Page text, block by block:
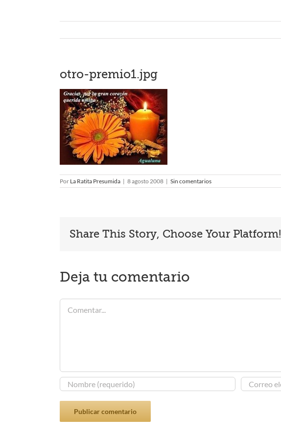
otro-premio1.jpg
Por La Ratita Presumida | 8 agosto 2008 | Sin comentarios
Share This Story, Choose Your Platform!
Deja tu comentario
Comentar